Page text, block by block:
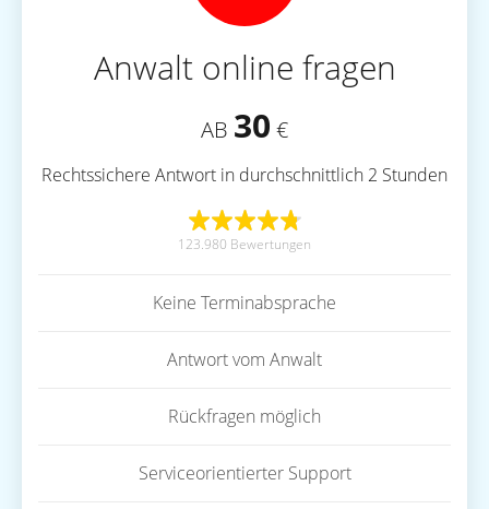
Anwalt online fragen
AB 30 €
Rechtssichere Antwort in durchschnittlich 2 Stunden
123.980 Bewertungen
Keine Terminabsprache
Antwort vom Anwalt
Rückfragen möglich
Serviceorientierter Support